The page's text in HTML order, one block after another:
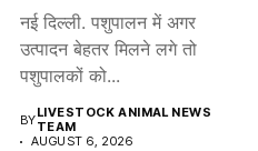
नई दिल्ली. पशुपालन में अगर
उत्पादन बेहतर मिलने लगे तो
पशुपालकों को...
BYLIVESTOCK ANIMAL NEWS
TEAM
AUGUST 6, 2026